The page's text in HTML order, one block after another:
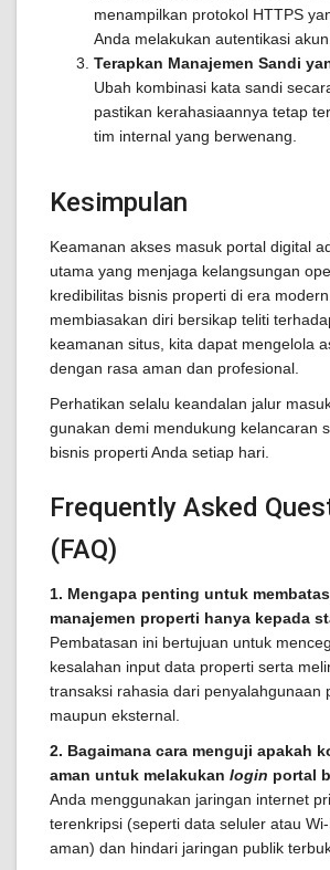
menampilkan protokol HTTPS
Anda melakukan autentikasi akun.
Terapkan Manajemen Sandi
Ubah kombinasi kata sandi
pastikan kerahasiaannya tetap
tim internal yang berwenang.
Kesimpulan
Keamanan akses masuk portal digital
utama yang menjaga kelangsungan
kredibilitas bisnis properti di era
membiasakan diri bersikap teliti
keamanan situs, kita dapat mengelola
dengan rasa aman dan profesional.
Perhatikan selalu keandalan jalur
gunakan demi mendukung kelancaran
bisnis properti Anda setiap hari.
Frequently Asked
(FAQ)
1. Mengapa penting untuk
manajemen properti hanya kepada
Pembatasan ini bertujuan untuk
kesalahan input data properti serta
transaksi rahasia dari penyalahgunaan
maupun eksternal.
2. Bagaimana cara menguji apakah
aman untuk melakukan login portal
Anda menggunakan jaringan internet
terenkripsi (seperti data seluler atau
aman) dan hindari jaringan publik